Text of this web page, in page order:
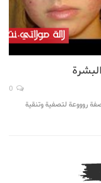
روووعة لتصفية وتنقية